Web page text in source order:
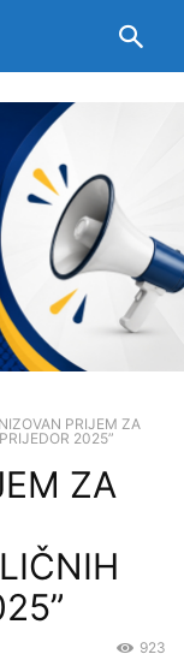
PRIJEM ZA
2025”
ZA
923